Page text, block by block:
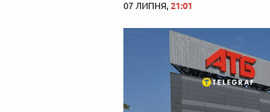
07 ЛИПНЯ, 21:01